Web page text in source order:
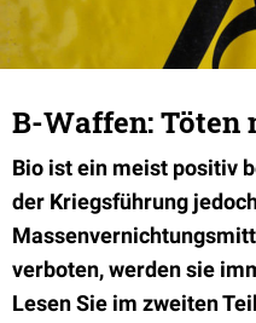
B-Waffen: Töten
Bio ist ein meist positiv
der Kriegsführung
verboten, werden sie
Lesen Sie im zweiten